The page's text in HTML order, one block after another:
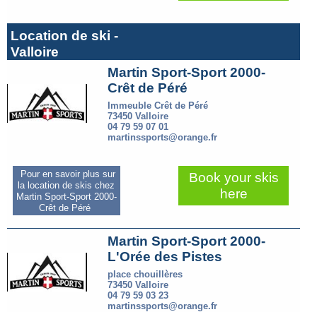
Location de ski -
Valloire
Martin Sport-Sport 2000-
Crêt de Péré
Immeuble Crêt de Péré
73450 Valloire
04 79 59 07 01
martinssports@orange.fr
Pour en savoir plus sur
la location de skis chez
Martin Sport-Sport 2000-
Crêt de Péré
Book your skis
here
Martin Sport-Sport 2000-
L'Orée des Pistes
place chouillères
73450 Valloire
04 79 59 03 23
martinssports@orange.fr